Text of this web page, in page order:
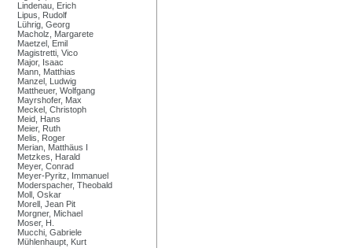
Lindenau, Erich
Lipus, Rudolf
Lührig, Georg
Macholz, Margarete
Maetzel, Emil
Magistretti, Vico
Major, Isaac
Mann, Matthias
Manzel, Ludwig
Mattheuer, Wolfgang
Mayrshofer, Max
Meckel, Christoph
Meid, Hans
Meier, Ruth
Melis, Roger
Merian, Matthäus I
Metzkes, Harald
Meyer, Conrad
Meyer-Pyritz, Immanuel
Moderspacher, Theobald
Moll, Oskar
Morell, Jean Pit
Morgner, Michael
Moser, H.
Mucchi, Gabriele
Mühlenhaupt, Kurt